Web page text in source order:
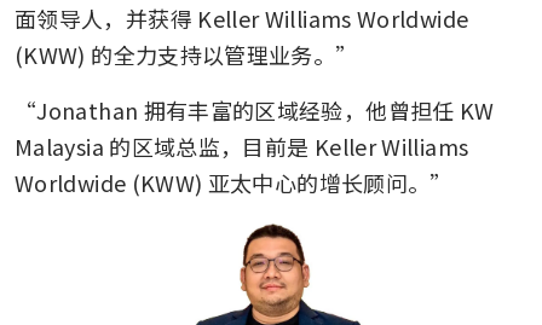
面领导人，并获得 Keller Williams Worldwide
(KWW) 的全力支持以管理业务。”
“Jonathan 拥有丰富的区域经验，他曾担任 KW
Malaysia 的区域总监，目前是 Keller Williams
Worldwide (KWW) 亚太中心的增长顾问。”